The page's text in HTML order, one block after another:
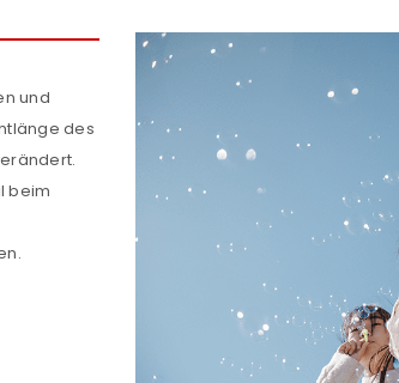
E-Mail-Adresse *
und
des
beim